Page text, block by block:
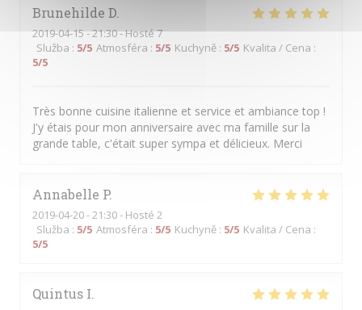
Brunehilde D
2019-04-15- 21:30 - Hosté 7
Služba : 5/5 Atmosféra : 5/5 Kuchyně : 5/5 Kvalita / Cena :
5/5
Très bonne cuisine italienne et service et ambiance top !
J'y étais pour mon anniversaire avec ma famille sur la
grande table, c'était super sympa et délicieux. Merci
Annabelle P
2019-04-20- 21:30 - Hosté 2
Služba : 5/5 Atmosféra : 5/5 Kuchyně : 5/5 Kvalita / Cena :
5/5
Quintus I